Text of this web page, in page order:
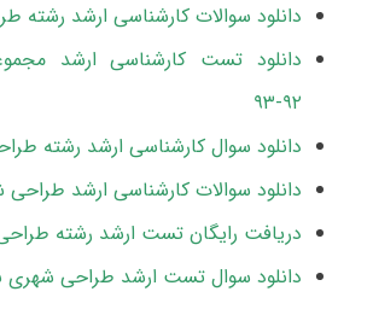
دانلود سوالات کارشناسی ارشد رشته
دانلود تست کارشناسی ارشد
۹۲-۹۳
دانلود سوال کارشناسی ارشد رشته
دانلود سوالات کارشناسی ارشد طراحی
دریافت رایگان تست ارشد رشته
دانلود سوال تست ارشد طراحی شهری سال